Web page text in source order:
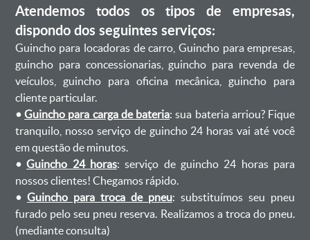
Atendemos todos os tipos de empresas,
dispondo dos seguintes serviços:
Guincho para locadoras de carro, Guincho para empresas,
guincho para concessionarias, guincho para revenda de
veículos, guincho para oficina mecânica, guincho para
cliente particular.
•Guincho para carga de bateria: sua bateria arriou? Fique
tranquilo, nosso serviço de guincho 24 horas vai até você
em questão de minutos.
•Guincho 24 horas: serviço de guincho 24 horas para
nossos clientes! Chegamos rápido.
• Guincho para troca de pneu: substituímos seu pneu
furado pelo seu pneu reserva. Realizamos a troca do pneu.
(mediante consulta)